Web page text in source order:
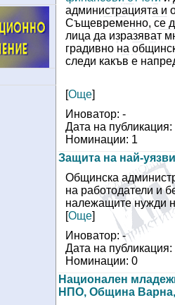
администрацията и
Същевременно, се
лица да изразяват
градивно на
следи какъв е
[Още]
Иноватор: -
Дата на публикация:
Номинации: 1
Защита на най-
Общинска
на работодатели и
належащите нужди
[Още]
Иноватор: -
Дата на публикация:
Номинации: 0
Национален
НПО, Община Варна,